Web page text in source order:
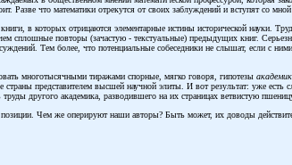
что математики отрекутся от своих заблуждений и вступят со
в которых отрицаются элементарные истины исторической науки.
сплошные повторы (зачастую - текстуальные) предыдущих книг.
Тем более, что потенциальные собеседники не слышат, если с
многотысячными тиражами спорные, мягко говоря, гипотезы
представителем высшей научной элиты. И вот результат: уже
другого академика, разводившего на их страницах ветвистую
Чем же оперируют наши авторы? Быть может, их доводы